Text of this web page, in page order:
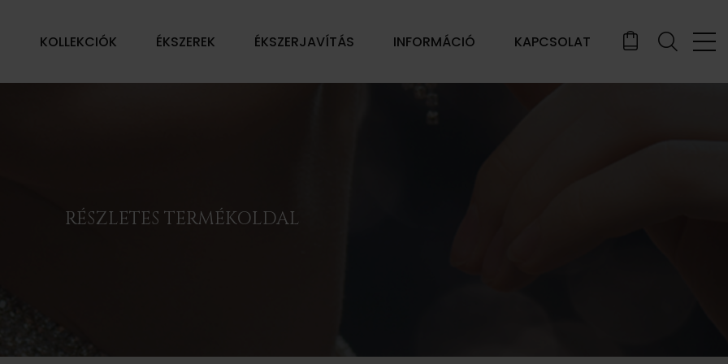
KOLLEKCIÓK ÉKSZEREK ÉKSZERJAVÍTÁS INFORMÁCIÓ KAPCSOLAT
RÉSZLETES TERMÉKOLDAL